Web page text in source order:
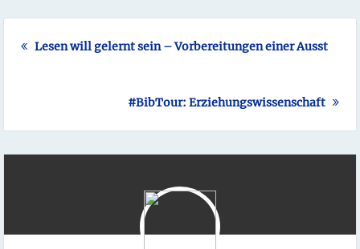
Lesen will gelernt sein – Vorbereitungen einer
#BibTour: Erziehungswissenschaft